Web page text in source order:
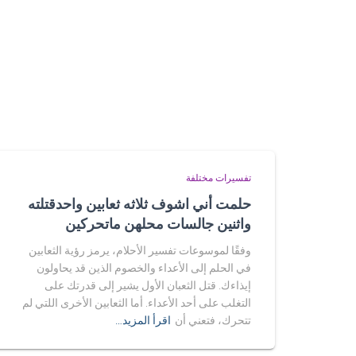
تفسيرات مختلفة
حلمت أني اشوف ثلاثه ثعابين واحدقتلته
واثنين جالسات محلهن ماتحركين
وفقًا لموسوعات تفسير الأحلام، يرمز رؤية الثعابين
في الحلم إلى الأعداء والخصوم الذين قد يحاولون
إيذاءك. قتل الثعبان الأول يشير إلى قدرتك على
التغلب على أحد الأعداء. أما الثعابين الأخرى اللتي لم
تتحرك، فتعني أن اقرأ المزيد…